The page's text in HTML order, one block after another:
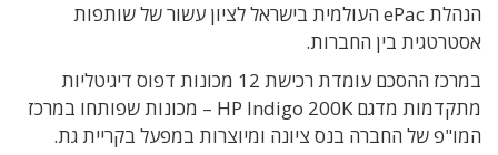
הנהלת ePac העולמית בישראל לציון עשור של שותפות
אסטרטגית בין החברות.
במרכז ההסכם עומדת רכישת 12 מכונות דפוס דיגיטליות
מתקדמות מדגם HP Indigo 200K – מכונות שפותחו במרכז
המו"פ של החברה בנס ציונה ומיוצרות במפעל בקריית גת.